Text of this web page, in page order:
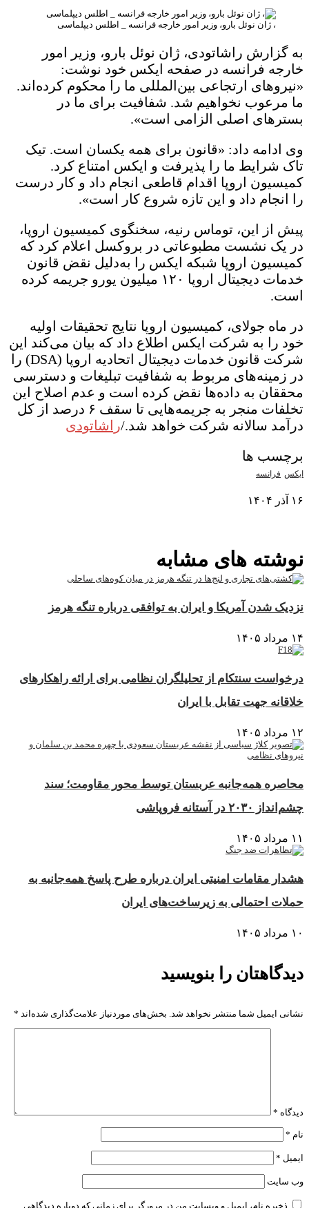
، ژان نوئل بارو، وزیر امور خارجه فرانسه _ اطلس دیپلماسی
به گزارش راشاتودی، ژان نوئل بارو، وزیر امور
خارجه فرانسه در صفحه ایکس خود نوشت:
«نیروهای ارتجاعی بین‌المللی ما را محکوم کرده‌اند.
ما مرعوب نخواهیم شد. شفافیت برای ما در
بسترهای اصلی الزامی است».
وی ادامه داد: «قانون برای همه یکسان است. تیک
تاک شرایط ما را پذیرفت و ایکس امتناع کرد.
کمیسیون اروپا اقدام قاطعی انجام داد و کار درست
را انجام داد و این تازه شروع کار است».
پیش از این، توماس رنیه، سخنگوی کمیسیون اروپا،
در یک نشست مطبوعاتی در بروکسل اعلام کرد که
کمیسیون اروپا شبکه ایکس را به‌دلیل نقض قانون
خدمات دیجیتال اروپا ۱۲۰ میلیون یورو جریمه کرده
است.
در ماه جولای، کمیسیون اروپا نتایج تحقیقات اولیه
خود را به شرکت ایکس اطلاع داد که بیان می‌کند این
شرکت قانون خدمات دیجیتال اتحادیه اروپا (DSA) را
در زمینه‌های مربوط به شفافیت تبلیغات و دسترسی
محققان به داده‌ها نقض کرده است و عدم اصلاح این
تخلفات منجر به جریمه‌هایی تا سقف ۶ درصد از کل
درآمد سالانه شرکت خواهد شد./راشاتودی
برچسب ها
ایکس فرانسه
۱۶ آذر ۱۴۰۴
نوشته های مشابه
نزدیک شدن آمریکا و ایران به توافقی درباره تنگه هرمز
۱۴ مرداد ۱۴۰۵
درخواست سنتکام از تحلیلگران نظامی برای ارائه راهکارهای
خلاقانه جهت تقابل با ایران
۱۲ مرداد ۱۴۰۵
محاصره همه‌جانبه عربستان توسط محور مقاومت؛ سند
چشم‌انداز ۲۰۳۰ در آستانه فروپاشی
۱۱ مرداد ۱۴۰۵
هشدار مقامات امنیتی ایران درباره طرح پاسخ همه‌جانبه به
حملات احتمالی به زیرساخت‌های ایران
۱۰ مرداد ۱۴۰۵
دیدگاهتان را بنویسید
نشانی ایمیل شما منتشر نخواهد شد. بخش‌های موردنیاز علامت‌گذاری شده‌اند *
دیدگاه *
نام *
ایمیل *
وب‌ سایت
ذخیره نام، ایمیل و وبسایت من در مرورگر برای زمانی که دوباره دیدگاهی